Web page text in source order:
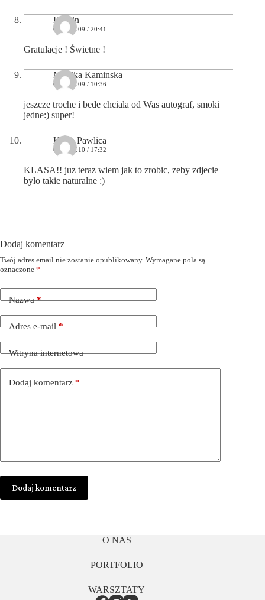
Domin
06/11/2009 / 20:41
Gratulacje ! Świetne !
Monika Kaminska
07/11/2009 / 10:36
jeszcze troche i bede chciala od Was autograf, smoki
jedne:) super!
Kasia Pawlica
05/06/2010 / 17:32
KLASA!! juz teraz wiem jak to zrobic, zeby zdjecie
bylo takie naturalne :)
Dodaj komentarz
Twój adres email nie zostanie opublikowany. Wymagane pola są
oznaczone *
Nazwa*
Adres e-mail*
Witryna internetowa
Dodaj komentarz *
Dodaj komentarz
O NAS
PORTFOLIO
WARSZTATY